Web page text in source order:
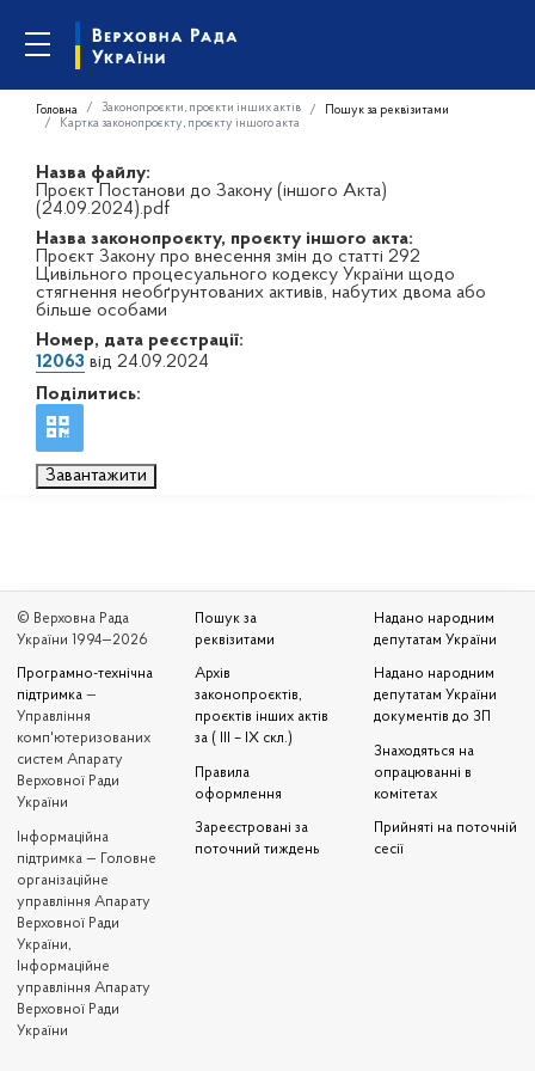
Головна Законопроєкти, проєкти інших актів
Пошук за реквізитами
Картка законопроєкту, проєкту іншого акта
Назва файлу:
Проєкт Постанови до Закону (іншого Акта)
(24.09.2024).pdf
Назва законопроєкту, проєкту іншого акта:
Проєкт Закону про внесення змін до статті 292
Цивільного процесуального кодексу України щодо
стягнення необґрунтованих активів, набутих двома або
більше особами
Номер, дата реєстрації:
12063 від 24.09.2024
Поділитись:
Завантажити
© Верховна Рада
України 1994—2026
Програмно-технічна
підтримка —
Управління
комп'ютеризованих
систем Апарату
Верховної Ради
України
Iнформаційна
підтримка — Головне
організаційне
управління Апарату
Верховної Ради
України,
Інформаційне
управління Апарату
Верховної Ради
України
Пошук за
реквізитами
Архів
законопроєктів,
проєктів інших актів
за ( III – IX скл.)
Правила
оформлення
Зареєстровані за
поточний тиждень
Надано народним
депутатам України
Надано народним
депутатам України
документів до ЗП
Знаходяться на
опрацюванні в
комітетах
Прийняті на поточній
сесії